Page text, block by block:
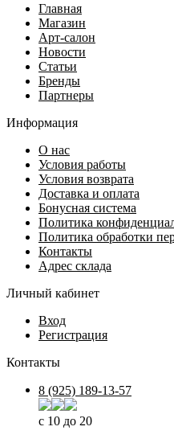
Главная
Магазин
Арт-салон
Новости
Статьи
Бренды
Партнеры
Информация
О нас
Условия работы
Условия возврата
Доставка и оплата
Бонусная система
Политика
Политика обработки
Контакты
Адрес склада
Личный кабинет
Вход
Регистрация
Контакты
8 (925) 189-13-57
с 10 до 20